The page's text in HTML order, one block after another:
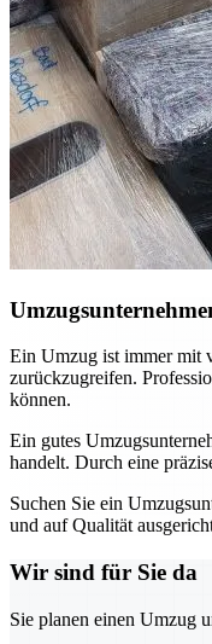
Ein Umzug ist immer mit
zurückzugreifen.
können.
Ein gutes
handelt. Durch eine
Suchen Sie ein
und auf Qualität
Wir sind für Sie da
Sie planen einen Umzug